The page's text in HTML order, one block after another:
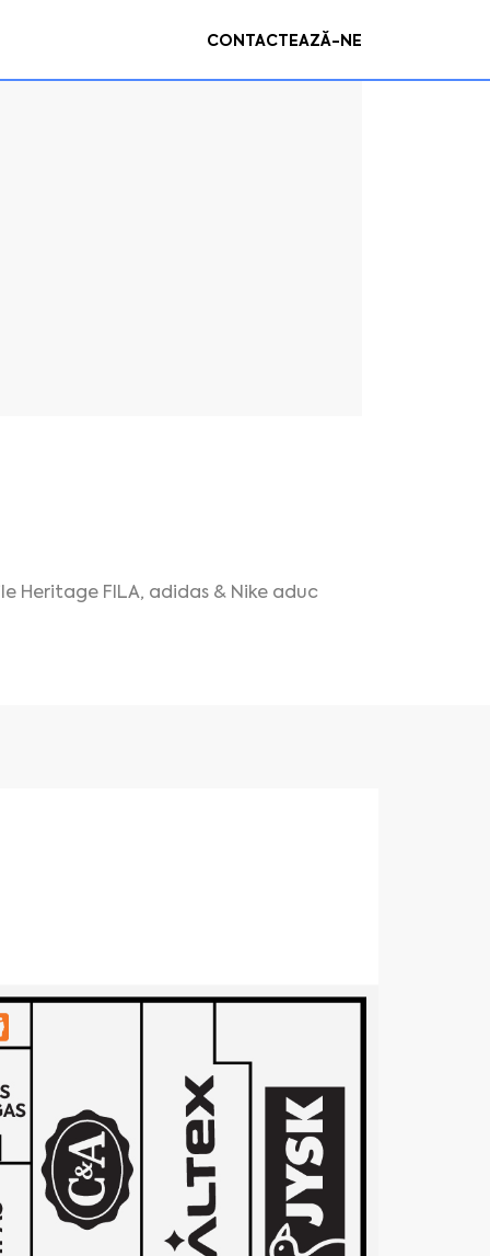
CONTACTEAZĂ-NE
Heritage FILA, adidas & Nike aduc